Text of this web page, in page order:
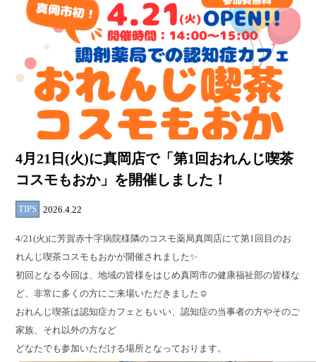
4月21日(火)に真岡店で「第1回おれんじ喫茶
コスモもおか」を開催しました！
TIPS 2026.4.22
4/21(火)に芳賀赤十字病院様隣のコスモ薬局真岡店にて第1回目のお
れんじ喫茶コスモもおかが開催されました✨
初回となる今回は、地域の皆様をはじめ真岡市の健康福祉部の皆様な
ど、非常に多くの方にご来場いただきました☺
おれんじ喫茶は認知症カフェともいい、認知症の当事者の方やそのご
家族、それ以外の方など
どなたでも参加いただける場所となっております。